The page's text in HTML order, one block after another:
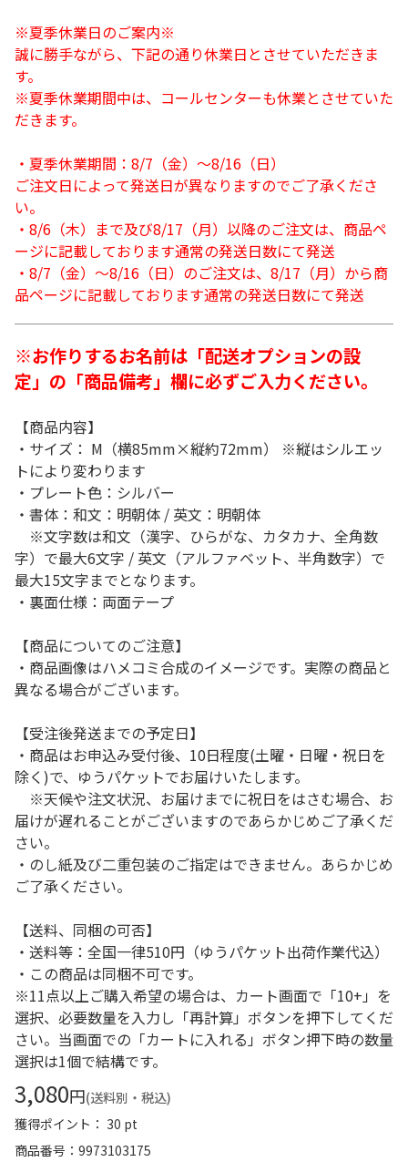
※夏季休業日のご案内※
誠に勝手ながら、下記の通り休業日とさせていただきま
す。
※夏季休業期間中は、コールセンターも休業とさせていた
だきます。
・夏季休業期間：8/7（金）～8/16（日）
ご注文日によって発送日が異なりますのでご了承くださ
い。
・8/6（木）まで及び8/17（月）以降のご注文は、商品ペ
ージに記載しております通常の発送日数にて発送
・8/7（金）～8/16（日）のご注文は、8/17（月）から商
品ページに記載しております通常の発送日数にて発送
※お作りするお名前は「配送オプションの設
定」の「商品備考」欄に必ずご入力ください。
【商品内容】
・サイズ： M（横85mm×縦約72mm） ※縦はシルエッ
トにより変わります
・プレート色：シルバー
・書体：和文：明朝体 / 英文：明朝体
※文字数は和文（漢字、ひらがな、カタカナ、全角数
字）で最大6文字 / 英文（アルファベット、半角数字）で
最大15文字までとなります。
・裏面仕様：両面テープ
【商品についてのご注意】
・商品画像はハメコミ合成のイメージです。実際の商品と
異なる場合がございます。
【受注後発送までの予定日】
・商品はお申込み受付後、10日程度(土曜・日曜・祝日を
除く)で、ゆうパケットでお届けいたします。
※天候や注文状況、お届けまでに祝日をはさむ場合、お
届けが遅れることがございますのであらかじめご了承くだ
さい。
・のし紙及び二重包装のご指定はできません。あらかじめ
ご了承ください。
【送料、同梱の可否】
・送料等：全国一律510円（ゆうパケット出荷作業代込）
・この商品は同梱不可です。
※11点以上ご購入希望の場合は、カート画面で「10+」を
選択、必要数量を入力し「再計算」ボタンを押下してくだ
さい。当画面での「カートに入れる」ボタン押下時の数量
選択は1個で結構です。
3,080円(送料別・税込)
獲得ポイント： 30 pt
商品番号
9973103175